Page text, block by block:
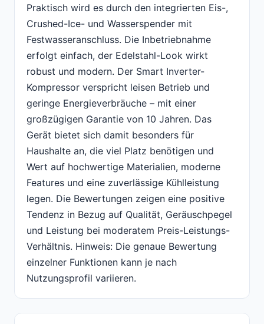
Praktisch wird es durch den integrierten Eis-,
Crushed-Ice- und Wasserspender mit
Festwasseranschluss. Die Inbetriebnahme
erfolgt einfach, der Edelstahl-Look wirkt
robust und modern. Der Smart Inverter-
Kompressor verspricht leisen Betrieb und
geringe Energieverbräuche – mit einer
großzügigen Garantie von 10 Jahren. Das
Gerät bietet sich damit besonders für
Haushalte an, die viel Platz benötigen und
Wert auf hochwertige Materialien, moderne
Features und eine zuverlässige Kühlleistung
legen. Die Bewertungen zeigen eine positive
Tendenz in Bezug auf Qualität, Geräuschpegel
und Leistung bei moderatem Preis-Leistungs-
Verhältnis. Hinweis: Die genaue Bewertung
einzelner Funktionen kann je nach
Nutzungsprofil variieren.